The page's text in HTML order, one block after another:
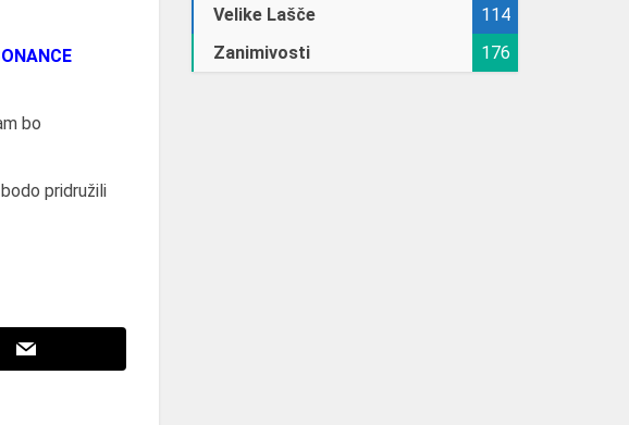
bo
pridružili
Velike Lašče
114
Zanimivosti
176